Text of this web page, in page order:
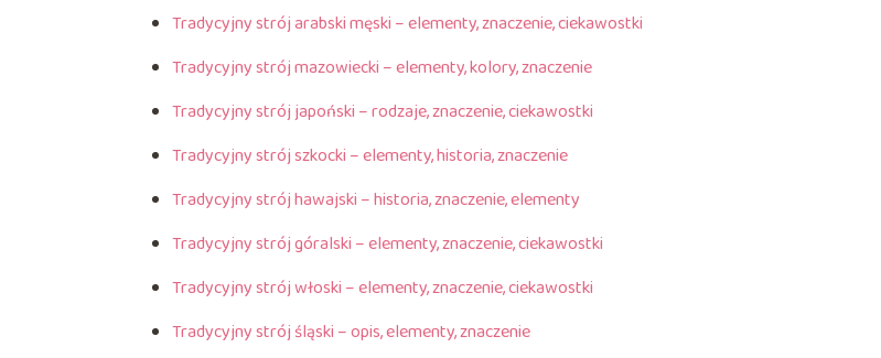
Tradycyjny strój arabski męski – elementy, znaczenie, ciekawostki
Tradycyjny strój mazowiecki – elementy, kolory, znaczenie
Tradycyjny strój japoński – rodzaje, znaczenie, ciekawostki
Tradycyjny strój szkocki – elementy, historia, znaczenie
Tradycyjny strój hawajski – historia, znaczenie, elementy
Tradycyjny strój góralski – elementy, znaczenie, ciekawostki
Tradycyjny strój włoski – elementy, znaczenie, ciekawostki
Tradycyjny strój śląski – opis, elementy, znaczenie